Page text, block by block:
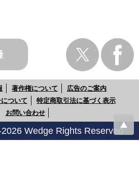
著作権について
広告のご案内
ついて
特定商取引法に基づく表示
お問い合わせ
Wedge Rights Reserved